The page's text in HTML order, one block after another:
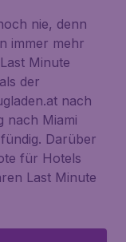
nie, denn
immer mehr
Minute
der
nach
nach Miami
Darüber
für Hotels
Last Minute